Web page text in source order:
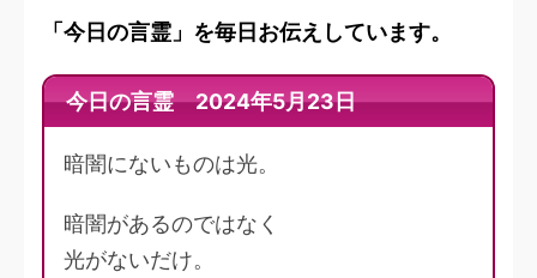
「今日の言霊」を毎日お伝えしています。
今日の言霊 2024年5月23日
暗闇にないものは光。
暗闇があるのではなく
光がないだけ。